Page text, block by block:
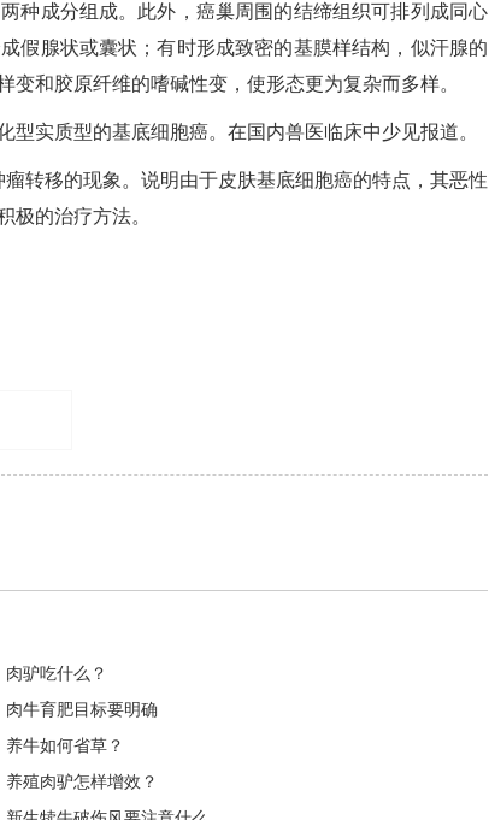
种成分组成。此外，癌巢周围的结缔组织可排列成同心
假腺状或囊状；有时形成致密的基膜样结构，似汗腺的
和胶原纤维的嗜碱性变，使形态更为复杂而多样。
实质型的基底细胞癌。在国内兽医临床中少见报道。
转移的现象。说明由于皮肤基底细胞癌的特点，其恶性
极的治疗方法。
肉驴吃什么？
肉牛育肥目标要明确
养牛如何省草？
养殖肉驴怎样增效？